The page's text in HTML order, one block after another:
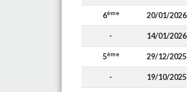
6ème 20/01/2026
- 14/01/2026
5ème 29/12/2025
- 19/10/2025